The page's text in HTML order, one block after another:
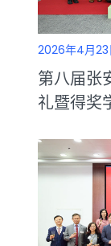
2026年4月23
第八届张
礼暨得奖